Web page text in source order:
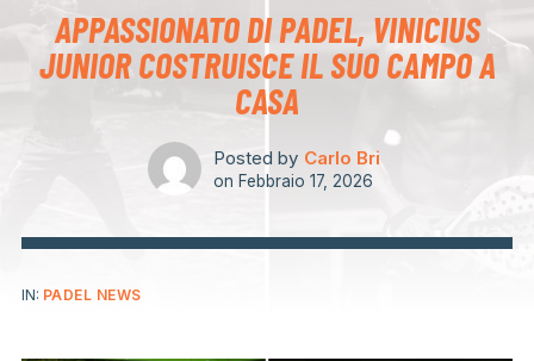
APPASSIONATO DI PADEL, VINICIUS
JUNIOR COSTRUISCE IL SUO CAMPO A
CASA
Posted by Carlo Bri
on Febbraio 17, 2026
IN: PADEL NEWS